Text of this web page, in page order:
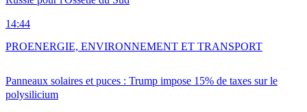
14:44
Panneaux solaires et puces : Trump impose 15% de taxes sur le
polysilicium
PROENERGIE, ENVIRONNEMENT ET TRANSPORT